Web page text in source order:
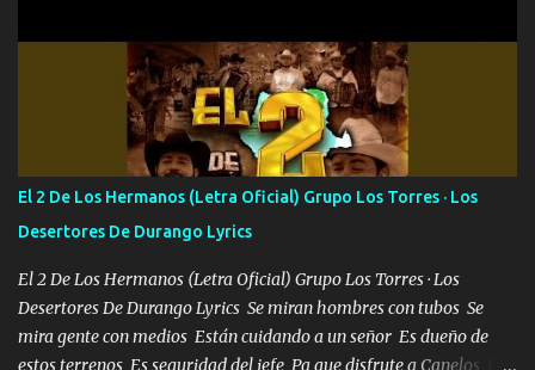
camisa es color Verde y peleam0s la Bandera por todita a la ciudad
con los drones patrullando la Frontera De Tijuana Bulevares
Bellas Artes me ve en las blancas ya hace falta mi APA FLACO
verde se le extraña pa que sepan Aquí Pura GENTE DE LA RANA 🐸
POR CLAVE ES EL CALI 4 EN LA CIUDAD TIJUANA Música Al
tirante andamos mi carnal atento a cualquier necesidad no porque
se ve limpio el camino nos confiamos al andar y nunca con la
misma piedra me vuelvo a tropezar Cuando ando de enamorado
en corto me tiró a per...
El 2 De Los Hermanos (Letra Oficial) Grupo Los Torres · Los
Desertores De Durango Lyrics
El 2 De Los Hermanos (Letra Oficial) Grupo Los Torres · Los
Desertores De Durango Lyrics Se miran hombres con tubos Se
mira gente con medios Están cuidando a un señor Es dueño de
estos terrenos Es seguridad del jefe Pa que disfrute a Canelos Es